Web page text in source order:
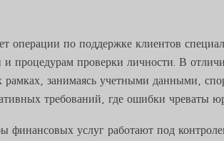
операции по поддержке клиентов
процедурам проверки личности. В
занимаясь учетными данными,
требований, где ошибки чреваты
финансовых услуг работают под